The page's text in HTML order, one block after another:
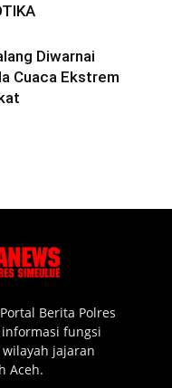
Diwarnai
Cuaca Ekstrem
Berita Polres
fungsi
jajaran
Aceh.